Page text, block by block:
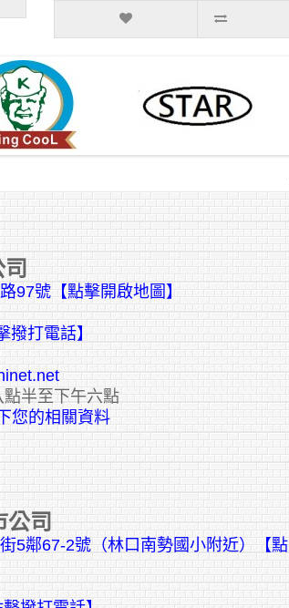
97號【點擊開啟地圖】
撥打電話】
半至下午六點
您的相關資料
司
5鄰67-2號（林口南勢國小附近）【點